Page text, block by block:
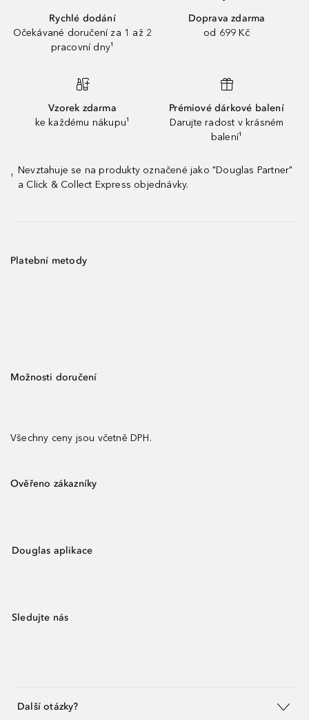
Rychlé dodání
Očekávané doručení za 1 až 2
pracovní dny¹
Doprava zdarma
od 699 Kč
Vzorek zdarma
ke každému nákupu¹
Prémiové dárkové balení
Darujte radost v krásném
balení¹
¹
Nevztahuje se na produkty označené jako "Douglas Partner"
a Click & Collect Express objednávky.
Platební metody
Možnosti doručení
Všechny ceny jsou včetně DPH.
Ověřeno zákazníky
Douglas aplikace
Sledujte nás
Další otázky?